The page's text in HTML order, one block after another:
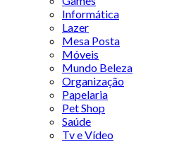
Informática
Lazer
Mesa Posta
Móveis
Mundo Beleza
Organização
Papelaria
Pet Shop
Saúde
Tv e Vídeo